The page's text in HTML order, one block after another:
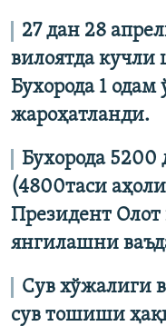
27 дан 28
вилоятда кучли
Бухорода 1
жароҳатланди.
Бухорода
(4800таси
Президент Олот
янгилашни
Сув хўжалиги
сув тошиши